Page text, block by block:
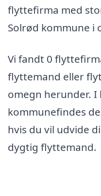
flyttefirma med
Solrød kommune i
Vi fandt 0
flyttemand eller
omegn herunder. I
kommunefindes
hvis du vil udvide
dygtig flyttemand.